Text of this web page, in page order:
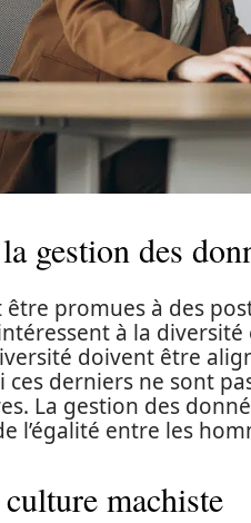
gestion des
promues à des
à la
doivent être
ces derniers ne sont
La gestion des
l’égalité entre les
machiste